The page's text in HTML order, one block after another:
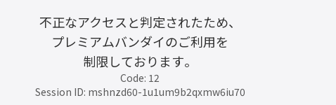
不正なアクセスと判定されたため、
プレミアムバンダイのご利用を
制限しております。
Code: 12
Session ID: mshnzd60-1u1um9b2qxmw6iu70